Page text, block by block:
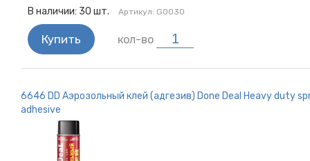
В наличии: 30 шт. Артикул: G0030
Купить кол-во
6646 DD Аэрозольный клей (адгезив) Done Deal Heavy duty
adhesive